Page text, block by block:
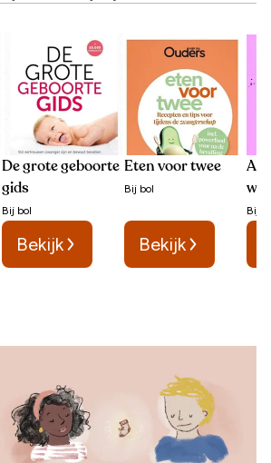
De grote geboorte
gids
Bij bol
Bekijk
Eten voor twee
Bij bol
Bekijk
Bij